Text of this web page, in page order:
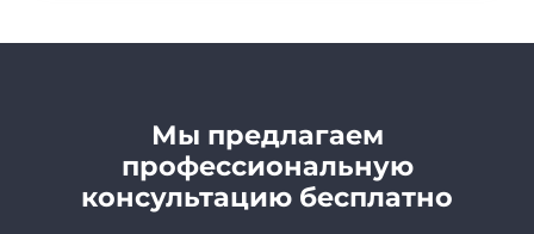
Мы предлагаем
профессиональную
консультацию бесплатно